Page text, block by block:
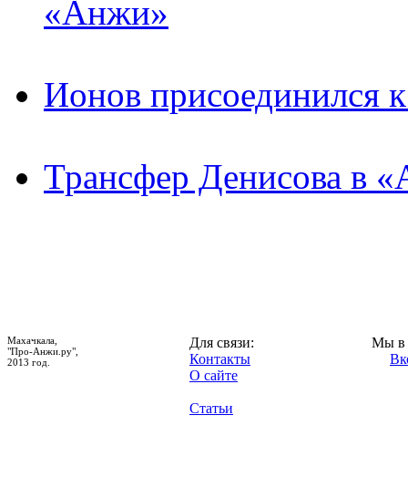
«Анжи»
Ионов присоединился
Трансфер Денисова в
Махачкала,
"Про-Анжи.ру",
2013 год.
Для связи:
Контакты
О сайте
Статьи
Мы в